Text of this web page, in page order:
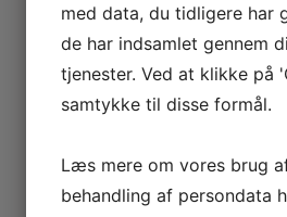
Dr. Tillwich H311 Mekanisk
KR. 100,00
Yamaha Mekanik Olie
KR. 100,00
med data, du tidligere har
de har indsamlet gennem
tjenester. Ved at klikke på
samtykke til disse formål.
Læs mere om vores brug
behandling af persondata